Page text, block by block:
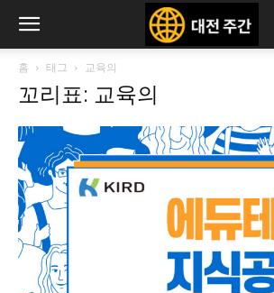
홈 태그 교육의
꼬리표: 교육의